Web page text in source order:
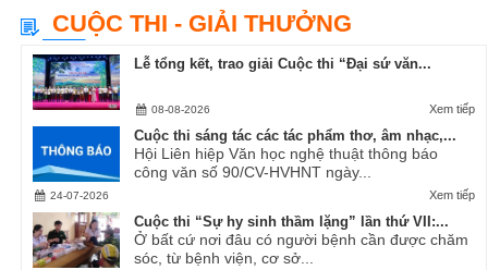
CUỘC THI - GIẢI THƯỞNG
Lễ tổng kết, trao giải Cuộc thi “Đại sứ văn...
Xem tiếp
08-08-2026
Cuộc thi sáng tác các tác phẩm thơ, âm nhạc,...
Hội Liên hiệp Văn học nghệ thuật thông báo
công văn số 90/CV-HVHNT ngày...
Xem tiếp
24-07-2026
Cuộc thi “Sự hy sinh thầm lặng” lần thứ VII:...
Ở bất cứ nơi đâu có người bệnh cần được chăm
sóc, từ bệnh viện, cơ sở...